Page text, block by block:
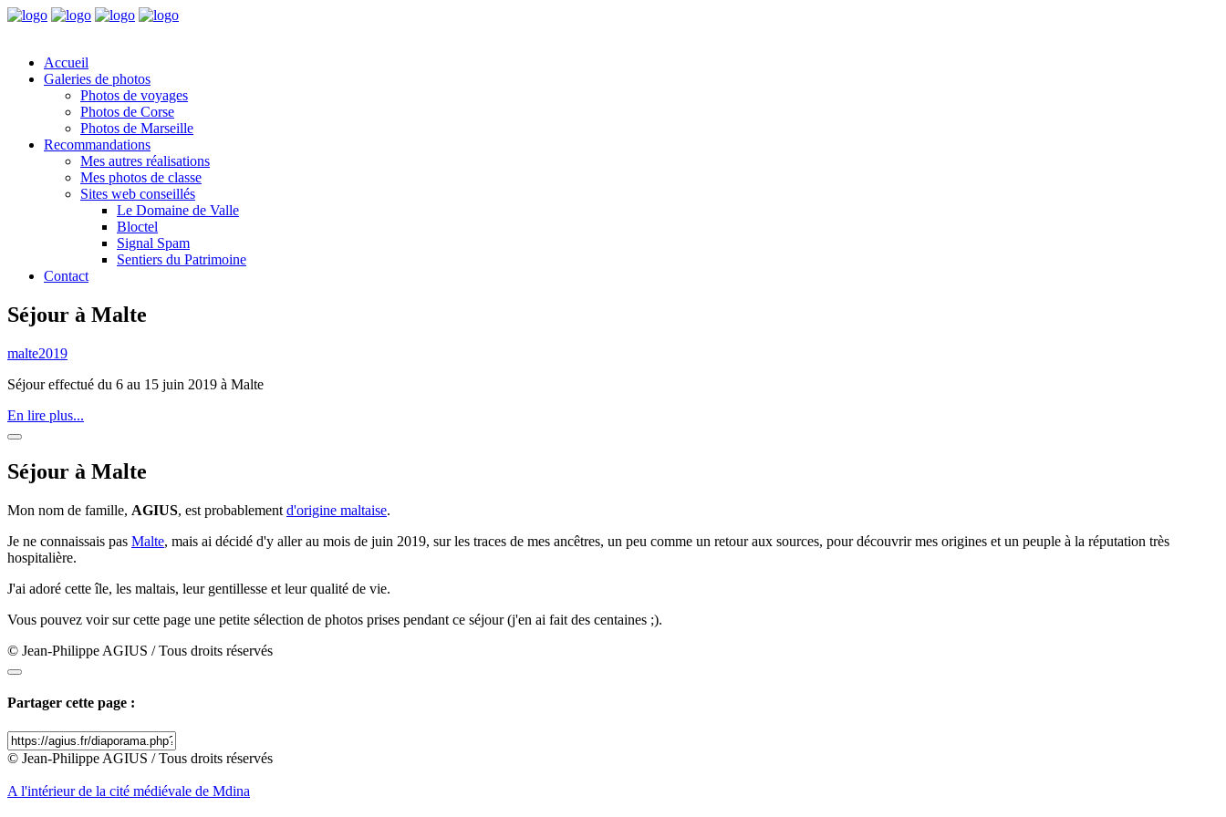
Accueil
Galeries de photos
Photos de voyages
Photos de Corse
Photos de Marseille
Recommandations
Mes autres réalisations
Mes photos de classe
Sites web conseillés
Le Domaine de Valle
Bloctel
Signal Spam
Sentiers du Patrimoine
Contact
Séjour à Malte
malte2019
Séjour effectué du 6 au 15 juin 2019 à Malte
En lire plus...
Séjour à Malte
Mon nom de famille, AGIUS, est probablement d'origine maltaise.
Je ne connaissais pas Malte, mais ai décidé d'y aller au mois de juin 2019, sur les traces de mes ancêtres, un peu comme un retour aux sources, pour découvrir mes origines et un peuple à la réputation très
hospitalière.
J'ai adoré cette île, les maltais, leur gentillesse et leur qualité de vie.
Vous pouvez voir sur cette page une petite sélection de photos prises pendant ce séjour (j'en ai fait des centaines ;).
© Jean-Philippe AGIUS / Tous droits réservés
Partager cette page :
© Jean-Philippe AGIUS / Tous droits réservés
A l'intérieur de la cité médiévale de Mdina